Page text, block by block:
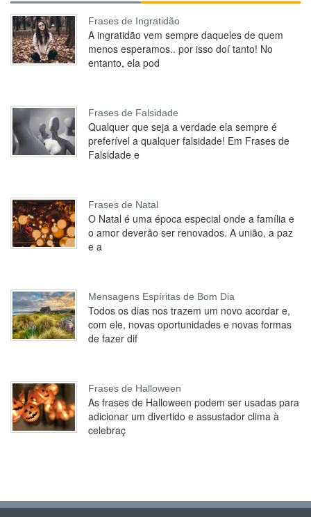
Frases de Ingratidão
A ingratidão vem sempre daqueles de quem
menos esperamos.. por isso doí tanto! No
entanto, ela pod
Frases de Falsidade
Qualquer que seja a verdade ela sempre é
preferível a qualquer falsidade! Em Frases de
Falsidade e
Frases de Natal
O Natal é uma época especial onde a família e
o amor deverão ser renovados. A união, a paz
e a
Mensagens Espíritas de Bom Dia
Todos os dias nos trazem um novo acordar e,
com ele, novas oportunidades e novas formas
de fazer dif
Frases de Halloween
As frases de Halloween podem ser usadas para
adicionar um divertido e assustador clima à
celebraç